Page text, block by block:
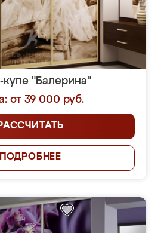
"Балерина"
от 39 000 руб.
ПОДРОБНЕЕ